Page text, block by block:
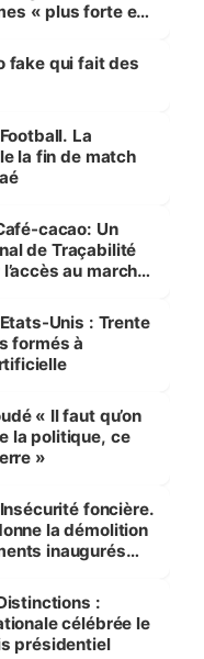
« plus forte et
»
fake qui fait des
La
la fin de match
cacao: Un
de Traçabilité
au marché
Unis : Trente
formés à
« Il faut qu’on
la politique, ce
»
foncière.
la démolition
inaugurés
:
célébrée le
présidentiel